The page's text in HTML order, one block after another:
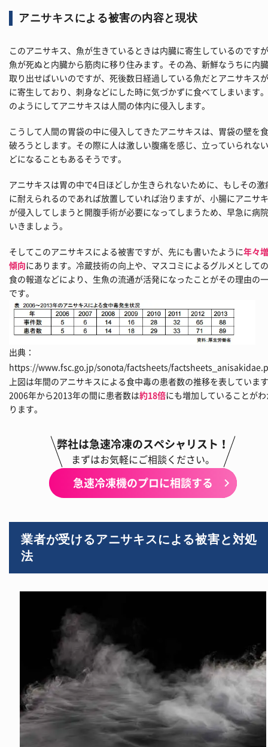
アニサキスによる被害の内容と現状
このアニサキス、魚が生きているときは内臓に寄生しているのです
魚が死ぬと内臓から筋肉に移り住みます。その為、新鮮なうちに内
取り出せばいいのですが、死後数日経過している魚だとアニサキス
に寄生しており、刺身などにした時に気づかずに食べてしまいます
のようにしてアニサキスは人間の体内に侵入します。
こうして人間の胃袋の中に侵入してきたアニサキスは、胃袋の壁を
破ろうとします。その際に人は激しい腹痛を感じ、立っていられな
どになることもあるそうです。
アニサキスは胃の中で4日ほどしか生きられないために、もしその激
に耐えられるのであれば放置していれば治りますが、小腸にアニサ
が侵入してしまうと開腹手術が必要になってしまうため、早急に病
いきましょう。
そしてこのアニサキスによる被害ですが、先にも書いたように年々
傾向にあります。冷蔵技術の向上や、マスコミによるグルメとして
食の報道などにより、生魚の流通が活発になったことがその理由の
です。
出典：
https://www.fsc.go.jp/sonota/factsheets/
上図は年間のアニサキスによる食中毒の患者数の推移を表していま
2006年から2013年の間に患者数は約18倍にも増加していることが
ります。
弊社は急速冷凍のスペシャリスト！
まずはお気軽にご相談ください。
急速冷凍機のプロに相談する
業者が受けるアニサキスによる被害と対処
法